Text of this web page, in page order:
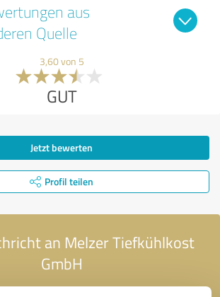
aus
Quelle
3,60 von 5
GUT
Jetzt bewerten
Profil teilen
an Melzer Tiefkühlkost
GmbH